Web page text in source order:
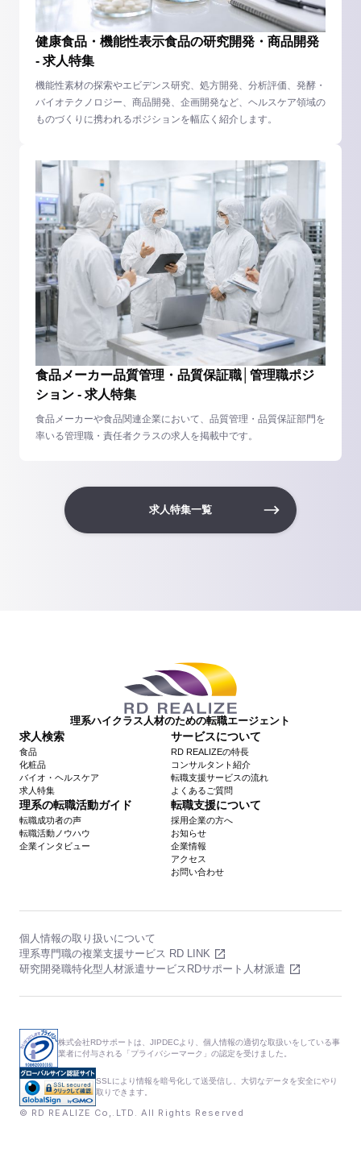
健康食品・機能性表示食品の研究開発・商品開発
- 求人特集
機能性素材の探索やエビデンス研究、処方開発、分析評価、発酵・
バイオテクノロジー、商品開発、企画開発など、ヘルスケア領域の
ものづくりに携われるポジションを幅広く紹介します。
食品メーカー品質管理・品質保証職│管理職ポジ
ション - 求人特集
食品メーカーや食品関連企業において、品質管理・品質保証部門を
率いる管理職・責任者クラスの求人を掲載中です。
求人特集一覧
理系ハイクラス人材のための転職エージェント
求人検索
食品
化粧品
バイオ・ヘルスケア
求人特集
サービスについて
RD REALIZEの特長
コンサルタント紹介
転職支援サービスの流れ
よくあるご質問
理系の転職活動ガイド
転職成功者の声
転職活動ノウハウ
企業インタビュー
転職支援について
採用企業の方へ
お知らせ
企業情報
アクセス
お問い合わせ
個人情報の取り扱いについて
理系専門職の複業支援サービス RD LINK
研究開発職特化型人材派遣サービスRDサポート人材派遣
株式会社RDサポートは、JIPDECより、個人情報の適切な取扱いをしている事
業者に付与される「プライバシーマーク」の認定を受けました。
SSLにより情報を暗号化して送受信し、大切なデータを安全にやり
取りできます。
© RD REALIZE Co,.LTD. All Rights Reserved